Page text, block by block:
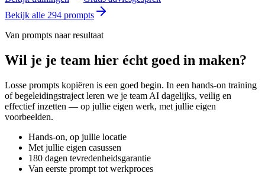
Bekijk alle 294 prompts
Van prompts naar resultaat
Wil je je team hier écht goed in maken?
Losse prompts kopiëren is een goed begin. In een hands-on training
of begeleidingstraject leren we je team AI dagelijks, veilig en
effectief inzetten — op jullie eigen werk, met jullie eigen
voorbeelden.
Hands-on, op jullie locatie
Met jullie eigen casussen
180 dagen tevredenheidsgarantie
Van eerste prompt tot werkproces